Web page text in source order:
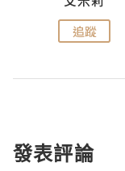
追蹤
發表評論